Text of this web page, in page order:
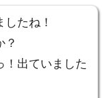
たね！
？
！出ていました